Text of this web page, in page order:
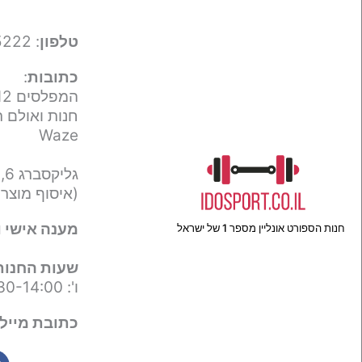
חנות הספורט אונליין מספר 1 של ישראל
טלפון: 050-9695222
כתובות:
המפלסים 12,
חנות
Waze
גליקסברג 6,
(איסוף
מענה אישי
שעות
ו': 09:30-14:00
כתובת